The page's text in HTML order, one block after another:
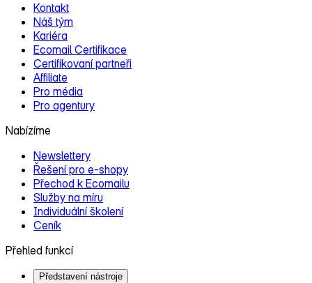
Kontakt
Náš tým
Kariéra
Ecomail Certifikace
Certifikovaní partneři
Affiliate
Pro média
Pro agentury
Nabízíme
Newslettery
Řešení pro e‑shopy
Přechod k Ecomailu
Služby na míru
Individuální školení
Ceník
Přehled funkcí
Představení nástroje